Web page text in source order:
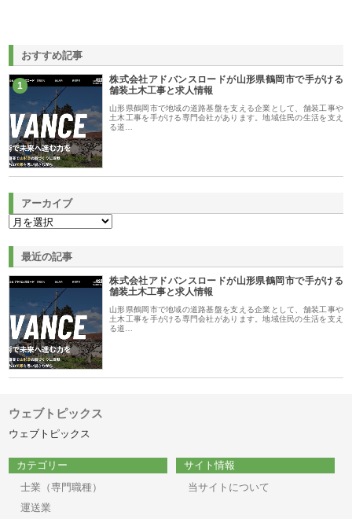
おすすめ記事
1
株式会社アドバンスロードが山形県鶴岡市で手がける
舗装土木工事と求人情報
山形県鶴岡市で地域の道路基盤を支える企業として、舗装工事や
土木工事を手がける専門会社があります。地域住民の生活を支え
る道…
アーカイブ
最近の記事
株式会社アドバンスロードが山形県鶴岡市で手がける
舗装土木工事と求人情報
山形県鶴岡市で地域の道路基盤を支える企業として、舗装工事や
土木工事を手がける専門会社があります。地域住民の生活を支え
る道…
ウェブトピックス
ウェブトピックス
カテゴリー
士業（専門職種）
運送業
サイト情報
当サイトについて